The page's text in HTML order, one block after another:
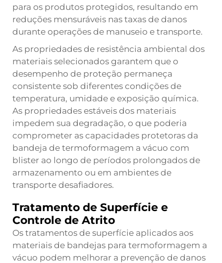
para os produtos protegidos, resultando em
reduções mensuráveis nas taxas de danos
durante operações de manuseio e transporte.
As propriedades de resistência ambiental dos
materiais selecionados garantem que o
desempenho de proteção permaneça
consistente sob diferentes condições de
temperatura, umidade e exposição química.
As propriedades estáveis dos materiais
impedem sua degradação, o que poderia
comprometer as capacidades protetoras da
bandeja de termoformagem a vácuo com
blister ao longo de períodos prolongados de
armazenamento ou em ambientes de
transporte desafiadores.
Tratamento de Superfície e
Controle de Atrito
Os tratamentos de superfície aplicados aos
materiais de bandejas para termoformagem a
vácuo podem melhorar a prevenção de danos